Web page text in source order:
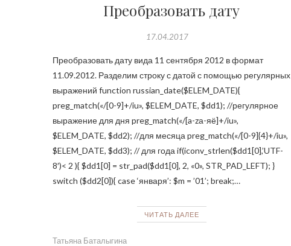
Преобразовать дату
17.04.2017
Преобразовать дату вида 11 сентября 2012 в формат
11.09.2012. Разделим строку с датой с помощью регулярных
выражений function russian_date($ELEM_DATE){
preg_match(«/[0-9]+/iu», $ELEM_DATE, $dd1); //регулярное
выражение для дня preg_match(«/[a-zа-яё]+/iu»,
$ELEM_DATE, $dd2); //для месяца preg_match(«/[0-9]{4}+/iu»,
$ELEM_DATE, $dd3); // для года if(iconv_strlen($dd1[0],’UTF-
8′)< 2 ){ $dd1[0] = str_pad($dd1[0], 2, «0», STR_PAD_LEFT); }
switch ($dd2[0]){ case ‘января’: $m = ’01’; break;…
ЧИТАТЬ ДАЛЕЕ
Татьяна Баталыгина